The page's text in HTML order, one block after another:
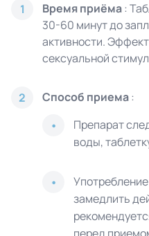
1 Время приёма:
30-60 минут до
активности.
сексуальной
2 Способ приема:
Препарат
воды,
замедлить